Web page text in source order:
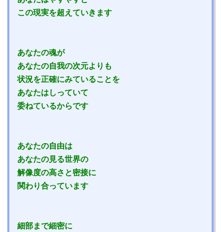
この現実を超えていきます
あなたの魂が
あなたの自我の次元よりも
状況を正確にみていることを
あなたはしっていて
委ねているからです
あなたの自由は
あなたの見る世界の
解像度の高さと密接に
関わり合っています
細部まで細密に